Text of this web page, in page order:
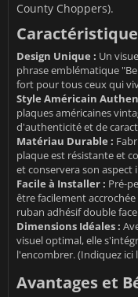
County Choppers).
Design Unique : Un
phrase emblématique
fort pour tous ceux qui
Style Américain
plaques américaines
d'authenticité et de
Matériau Durable :
plaque est résistante et
et conservera son aspect
Facile à Installer : Pré-
être facilement
ruban adhésif double
Dimensions Idéales :
visuel optimal, elle
l'encombrer. (Indiquez ici
Avantages et